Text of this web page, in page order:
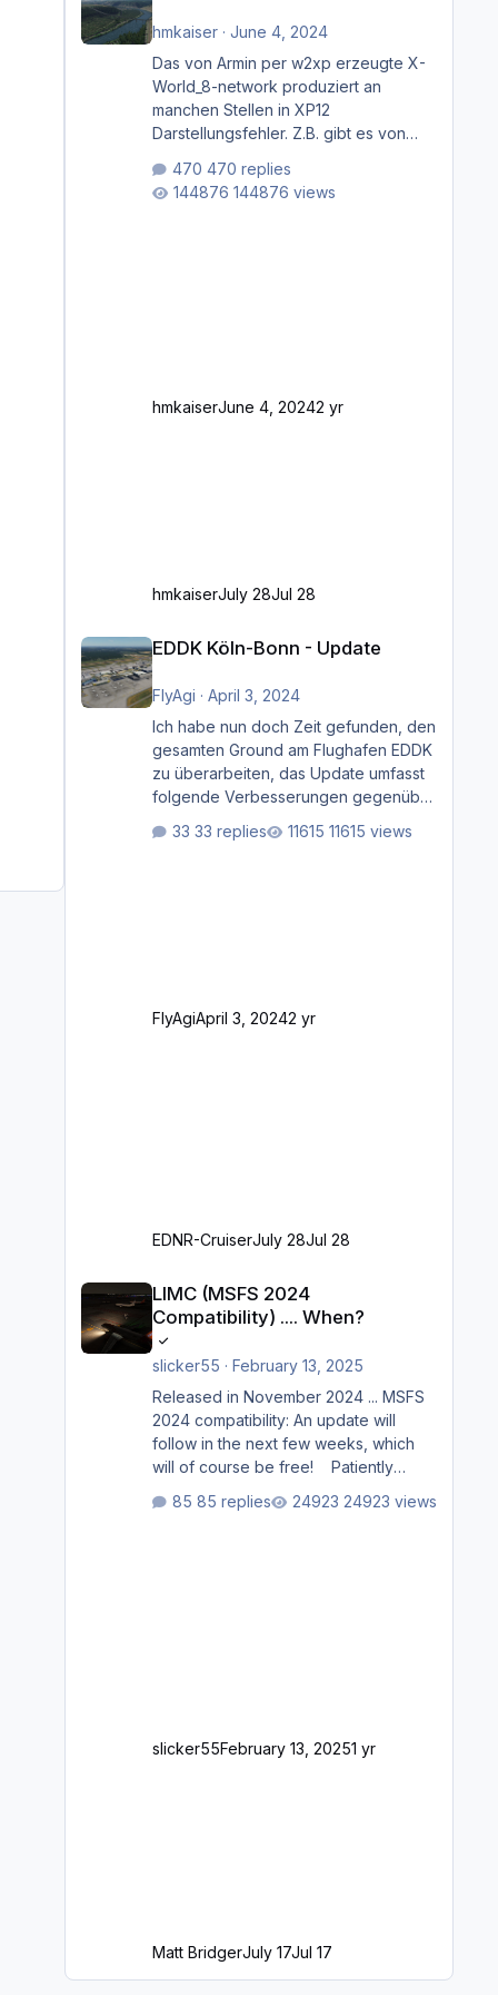
hmkaiser· June 4, 2024
Das von Armin per w2xp erzeugte X-
World_8-network produziert an
manchen Stellen in XP12
Darstellungsfehler. Z.B. gibt es von
mehrere Rhein-/Main-Brücken zu
sehen, die zum Teil zugemauert sind.
470 replies
144876 views
hmkaiserJune 4, 20242 yr
hmkaiserJuly 28Jul 28
EDDK Köln-Bonn - Update
FlyAgi · April 3, 2024
Ich habe nun doch Zeit gefunden, den
gesamten Ground am Flughafen EDDK
zu überarbeiten, das Update umfasst
folgende Verbesserungen gegenüber
Aktualisierte Bodenmarkierungen (der
der GA-Ramps) Kompl
33 replies 11615 views
FlyAgiApril 3, 20242 yr
EDNR-CruiserJuly 28Jul 28
LIMC (MSFS 2024
Compatibility) .... When?
slicker55 · February 13, 2025
Released in November 2024 ... MSFS
2024 compatibility: An update will
follow in the next few weeks, which
will of course be free! Patiently
longer please?
85 replies 24923 views
slicker55February 13, 20251 yr
Matt BridgerJuly 17Jul 17